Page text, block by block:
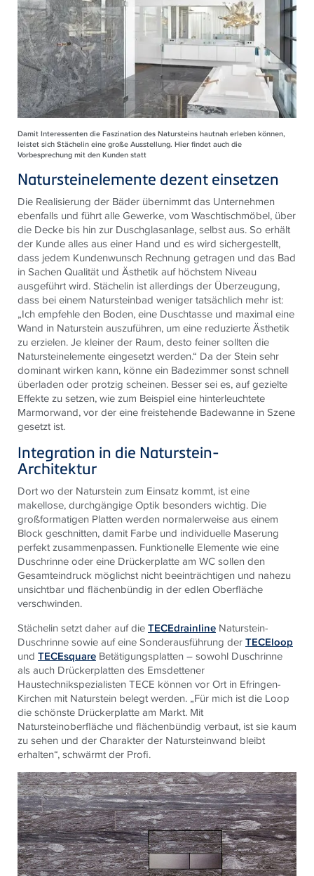
Damit Interessenten die Faszination des Natursteins hautnah erleben können,
leistet sich Stächelin eine große Ausstellung. Hier findet auch die
Vorbesprechung mit den Kunden statt
Natursteinelemente dezent einsetzen
Die Realisierung der Bäder übernimmt das Unternehmen
ebenfalls und führt alle Gewerke, vom Waschtischmöbel, über
die Decke bis hin zur Duschglasanlage, selbst aus. So erhält
der Kunde alles aus einer Hand und es wird sichergestellt,
dass jedem Kundenwunsch Rechnung getragen und das Bad
in Sachen Qualität und Ästhetik auf höchstem Niveau
ausgeführt wird. Stächelin ist allerdings der Überzeugung,
dass bei einem Natursteinbad weniger tatsächlich mehr ist:
„Ich empfehle den Boden, eine Duschtasse und maximal eine
Wand in Naturstein auszuführen, um eine reduzierte Ästhetik
zu erzielen. Je kleiner der Raum, desto feiner sollten die
Natursteinelemente eingesetzt werden.“ Da der Stein sehr
dominant wirken kann, könne ein Badezimmer sonst schnell
überladen oder protzig scheinen. Besser sei es, auf gezielte
Effekte zu setzen, wie zum Beispiel eine hinterleuchtete
Marmorwand, vor der eine freistehende Badewanne in Szene
gesetzt ist.
Integration in die Naturstein-
Architektur
Dort wo der Naturstein zum Einsatz kommt, ist eine
makellose, durchgängige Optik besonders wichtig. Die
großformatigen Platten werden normalerweise aus einem
Block geschnitten, damit Farbe und individuelle Maserung
perfekt zusammenpassen. Funktionelle Elemente wie eine
Duschrinne oder eine Drückerplatte am WC sollen den
Gesamteindruck möglichst nicht beeinträchtigen und nahezu
unsichtbar und flächenbündig in der edlen Oberfläche
verschwinden.
Stächelin setzt daher auf dieTECEdrainline Naturstein-
Duschrinne sowie auf eine Sonderausführung derTECEloop
und TECEsquare Betätigungsplatten – sowohl Duschrinne
als auch Drückerplatten des Emsdettener
HaustechnikspezialistenTECE können vor Ort in Efringen-
Kirchen mit Naturstein belegt werden. „Für mich ist die Loop
die schönste Drückerplatte am Markt. Mit
Natursteinoberfläche und flächenbündig verbaut, ist sie kaum
zu sehen und der Charakter der Natursteinwand bleibt
erhalten“, schwärmt der Profi.